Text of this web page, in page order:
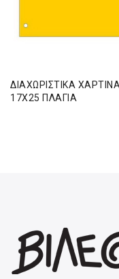
ΔΙΑΧΩΡΙΣΤΙΚΑ
17Χ25 ΠΛΑΓΙΑ